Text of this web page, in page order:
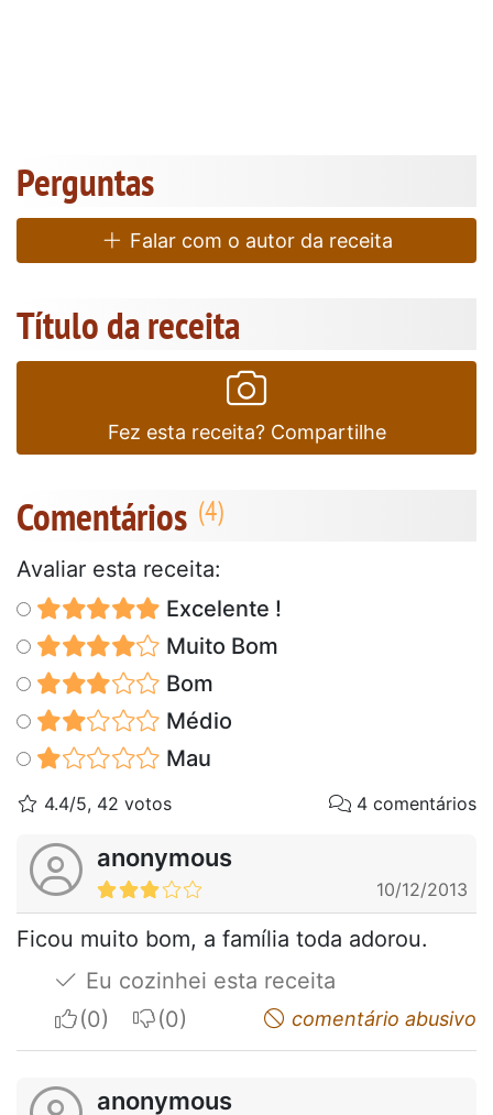
Perguntas
Falar com o autor da receita
Título da receita
Fez esta receita? Compartilhe
Comentários
Avaliar esta receita:
Excelente !
Muito Bom
Bom
Médio
Mau
4.4/5, 42 votos 4 comentários
anonymous
10/12/2013
Ficou muito bom, a família toda adorou.
Eu cozinhei esta receita
I apreciateI do not appreciatecomentário abusivo
anonymous